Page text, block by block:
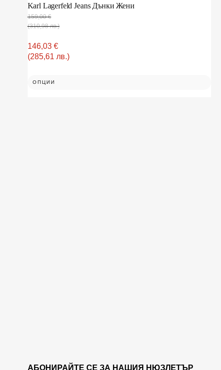
Karl Lagerfeld Jeans Дънки Жени
159,00€
(310,98 лв.)
146,03 €
(285,61 лв.)
ОПЦИИ
АБОНИРАЙТЕ СЕ ЗА НАШИЯ НЮЗЛЕТЪР